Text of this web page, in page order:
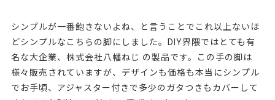
シンプルが一番飽きないよね、と言うことでこれ以上ないほ
どシンプルなこちらの脚にしました。DIY界隈ではとても有
名な大企業、株式会社八幡ねじ の製品です。この手の脚は
様々販売されていますが、デザインも価格も本当にシンプル
でお手頃、アジャスター付きで多少のガタつきもカバーして